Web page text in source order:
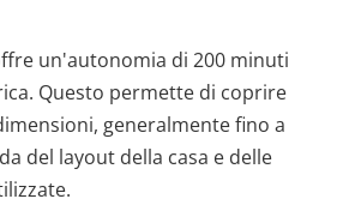
un'autonomia di 200 minuti
Questo permette di coprire
generalmente fino a
del layout della casa e delle